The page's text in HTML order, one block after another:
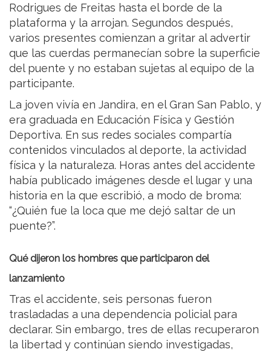
Rodrigues de Freitas hasta el borde de la
plataforma y la arrojan. Segundos después,
varios presentes comienzan a gritar al advertir
que las cuerdas permanecían sobre la superficie
del puente y no estaban sujetas al equipo de la
participante.
La joven vivía en Jandira, en el Gran San Pablo, y
era graduada en Educación Física y Gestión
Deportiva. En sus redes sociales compartía
contenidos vinculados al deporte, la actividad
física y la naturaleza. Horas antes del accidente
había publicado imágenes desde el lugar y una
historia en la que escribió, a modo de broma:
“¿Quién fue la loca que me dejó saltar de un
puente?”.
Qué dijeron los hombres que participaron del
lanzamiento
Tras el accidente, seis personas fueron
trasladadas a una dependencia policial para
declarar. Sin embargo, tres de ellas recuperaron
la libertad y continúan siendo investigadas,